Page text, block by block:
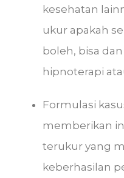
kesehatan
ukur apakah
boleh, bisa
hipnoterapi
Formulasi
memberikan
terukur yang
keberhasilan